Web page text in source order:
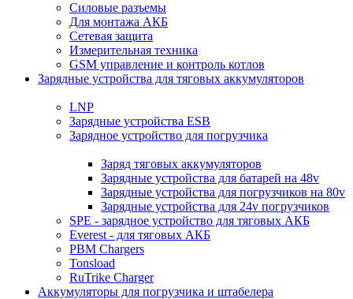
Силовые разъемы
Для монтажа АКБ
Сетевая защита
Измерительная техника
GSM управление и контроль котлов
Зарядные устройства для тяговых аккумуляторов
LNP
Зарядные устройства ESB
Зарядное устройство для погрузчика
Заряд тяговых аккумуляторов
Зарядные устройства для батарей на 48v
Зарядные устройства для погрузчиков на 80v
Зарядные устройства для 24v погрузчиков
SPE - зарядное устройство для тяговых АКБ
Everest - для тяговых АКБ
PBM Chargers
Tonsload
RuTrike Charger
Аккумуляторы для погрузчика и штабелера